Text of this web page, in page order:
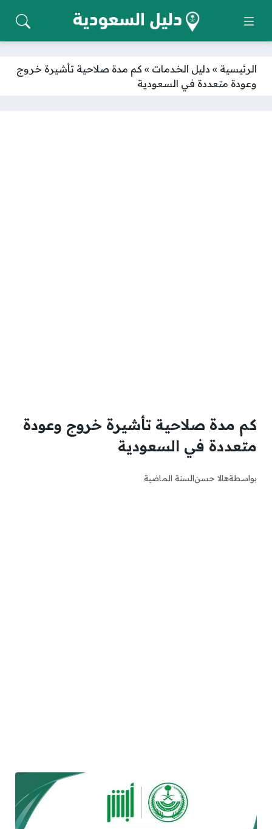
الرئيسية » دليل الخدمات » كم مدة صلاحية تأشيرة خروج
وعودة متعددة في السعودية
كم مدة صلاحية تأشيرة خروج وعودة
متعددة في السعودية
بواسطةهالا حسنالسنة الماضية